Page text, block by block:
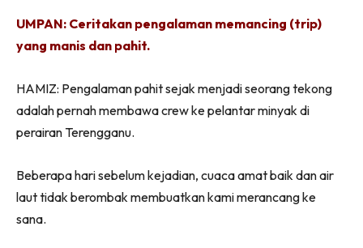
UMPAN: Ceritakan pengalaman memancing (trip)
yang manis dan pahit.
HAMIZ: Pengalaman pahit sejak menjadi seorang tekong
adalah pernah membawa crew ke pelantar minyak di
perairan Terengganu.
Beberapa hari sebelum kejadian, cuaca amat baik dan air
laut tidak berombak membuatkan kami merancang ke
sana.